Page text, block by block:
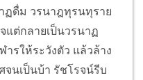
ฏดื่ม วรนาฎทุรนทุราย
แต่กลายเป็นวรนาฏ
รให้ระวังตัว แล้วล้าง
จนเป็นบ้า รัชโรจน์รีบ